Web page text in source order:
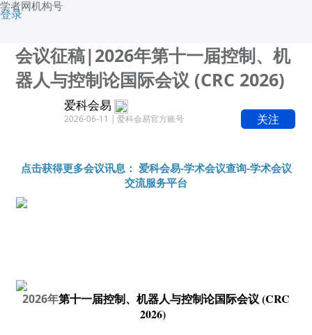
学者网机构号
登录
会议征稿|2026年第十一届控制、机
器人与控制论国际会议 (CRC 2026)
爱科会易
2026-06-11 | 爱科会易官方账号 关注
点击获得更多会议讯息： 爱科会易-学术会议查询-学术会议
交流服务平台
2026年第十一届控制、机器人与控制论国际会议 (CRC
2026)